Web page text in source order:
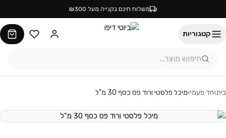
משלוח חינם בקנייה מעל ₪300
קטגוריות
בית›חד פעמי›מיכל פלסטי ורוד פס כסף 30 מ"ל